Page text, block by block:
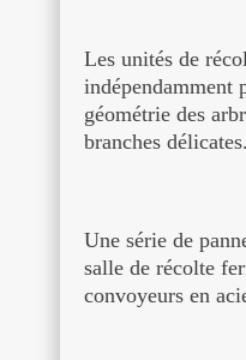
Les unités de
indépendamment
géométrie des
branches délicates.
Une série de
salle de récolte
convoyeurs en